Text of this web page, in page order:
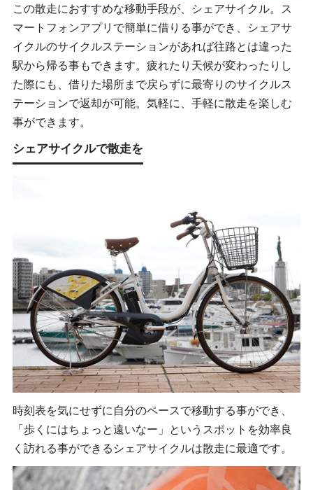
この散走におすすめな移動手段が、シェアサイクル。ス
マートフォンアプリで簡単に借りる事ができ、シェアサ
イクルのサイクルステーションがあれば往路とは違った
駅から帰る事もできます。疲れたり天候が変わったりし
た際にも、借りた場所まで戻らずに最寄りのサイクルス
テーションで返却が可能。気軽に、手軽に散走を楽しむ
事ができます。
シェアサイクルで散走を
時刻表を気にせずに自分のペースで移動する事ができ、
「歩くにはちょっと遠いなー」というスポットを効率良
く訪れる事ができるシェアサイクルは散走に最適です。